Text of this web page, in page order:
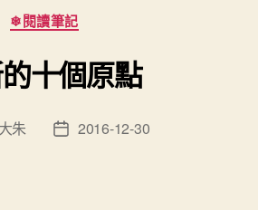
分
類
❄閱讀筆記
十個原點
大朱
文 2016-12-30